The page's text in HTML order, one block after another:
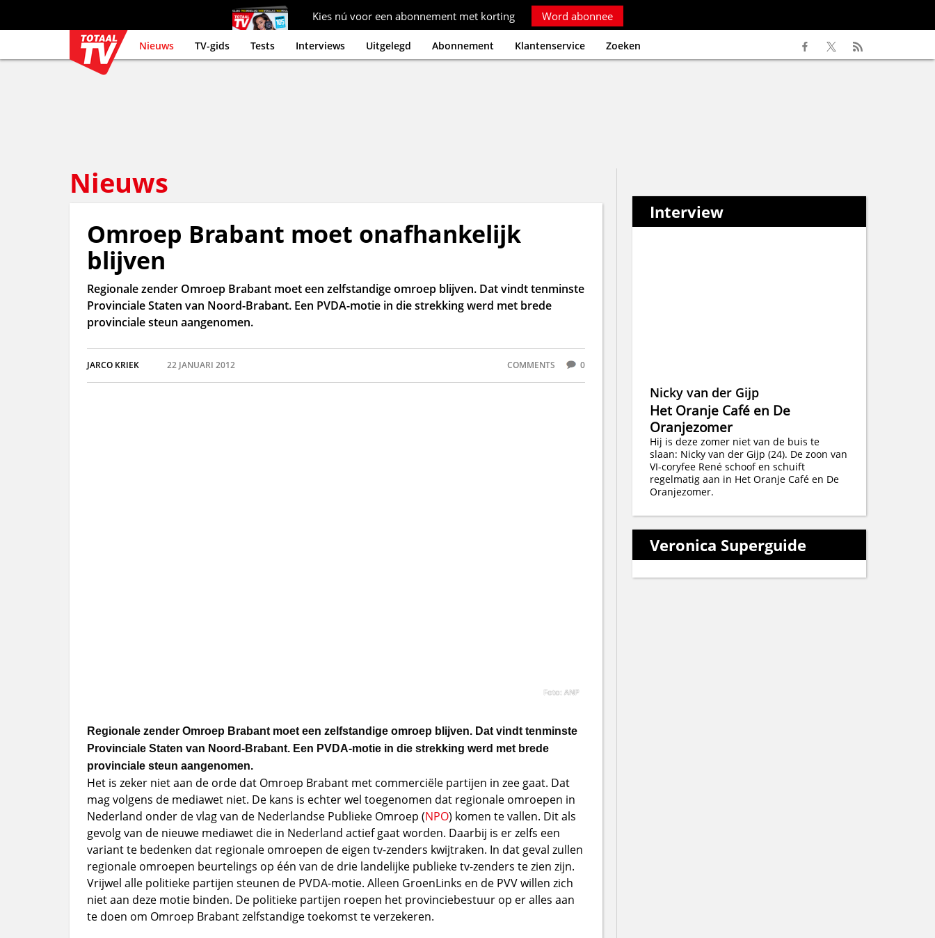
Kies nú voor een abonnement met korting Word abonnee
Nieuws TV-gids Tests Interviews Uitgelegd Abonnement Klantenservice Zoeken
Nieuws
Omroep Brabant moet onafhankelijk
blijven
Regionale zender Omroep Brabant moet een zelfstandige omroep blijven. Dat vindt tenminste
Provinciale Staten van Noord-Brabant. Een PVDA-motie in die strekking werd met brede
provinciale steun aangenomen.
JARCO KRIEK 22 JANUARI 2012 COMMENTS 0
Foto: ANP
Regionale zender Omroep Brabant moet een zelfstandige omroep blijven. Dat vindt tenminste
Provinciale Staten van Noord-Brabant. Een PVDA-motie in die strekking werd met brede
provinciale steun aangenomen.
Het is zeker niet aan de orde dat Omroep Brabant met commerciële partijen in zee gaat. Dat
mag volgens de mediawet niet. De kans is echter wel toegenomen dat regionale omroepen in
Nederland onder de vlag van de Nederlandse Publieke Omroep (NPO) komen te vallen. Dit als
gevolg van de nieuwe mediawet die in Nederland actief gaat worden. Daarbij is er zelfs een
variant te bedenken dat regionale omroepen de eigen tv-zenders kwijtraken. In dat geval zullen
regionale omroepen beurtelings op één van de drie landelijke publieke tv-zenders te zien zijn.
Vrijwel alle politieke partijen steunen de PVDA-motie. Alleen GroenLinks en de PVV willen zich
niet aan deze motie binden. De politieke partijen roepen het provinciebestuur op er alles aan
te doen om Omroep Brabant zelfstandige toekomst te verzekeren.
Interview
Nicky van der Gijp
Het Oranje Café en De
Oranjezomer
Hij is deze zomer niet van de buis te
slaan: Nicky van der Gijp (24). De zoon van
VI-coryfee René schoof en schuift
regelmatig aan in Het Oranje Café en De
Oranjezomer.
Veronica Superguide